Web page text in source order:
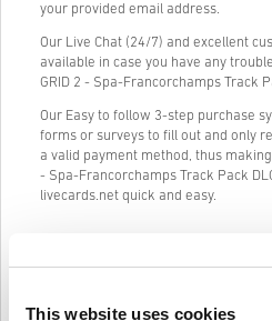
This website uses cookies
your provided email address.
Our Live Chat (24/7) and excellent
available in case you have any
GRID 2 - Spa-Francorchamps Track
Our Easy to follow 3-step purchase
forms or surveys to fill out and only
a valid payment method, thus
- Spa-Francorchamps Track Pack
livecards.net quick and easy.
Informacije i upute